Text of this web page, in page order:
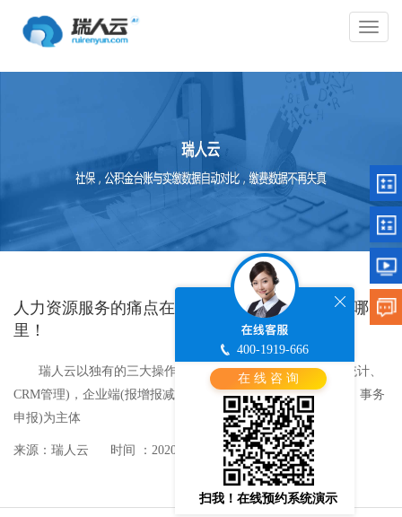
导
航
人力资源服务的痛点在哪里，瑞人云的焦点就在哪
里！
瑞人云以独有的三大操作端口：平台端(发起服务、结算统计、
CRM管理)，企业端(报增报减、账单确认)，员工端(工资查询、事务
申报)为主体
来源：瑞人云 时间 ：2020-07-20
400-1919-666
在 线 咨 询
扫我！在线预约系统演示